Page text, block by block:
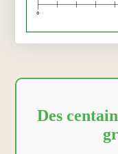
0
Des